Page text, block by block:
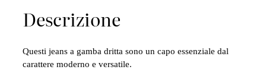
Descrizione
Questi jeans a gamba dritta sono un capo essenziale dal
carattere moderno e versatile.